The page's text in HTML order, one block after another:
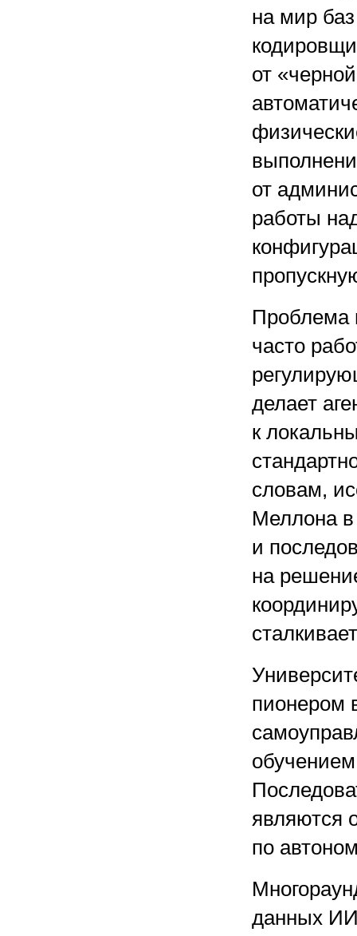
на мир
от
от
работы
Проблема
часто
делает
к
словам,
Меллона в
и
на
пионером
являются
по
данных ИИ